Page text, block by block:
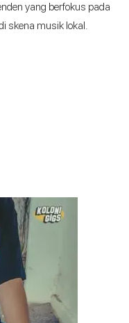
yang berfokus pada
skena musik lokal.